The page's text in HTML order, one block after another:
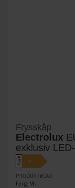
Frysskåp
Electrolux
exklusiv
A
↑
G
E
PRODUKTBLAD
Färg: Vit